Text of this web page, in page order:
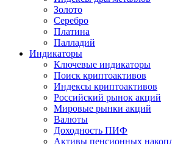
Золото
Серебро
Платина
Палладий
Индикаторы
Ключевые индикаторы
Поиск криптоактивов
Индексы криптоактивов
Российский рынок акций
Мировые рынки акций
Валюты
Доходность ПИФ
Активы пенсионных